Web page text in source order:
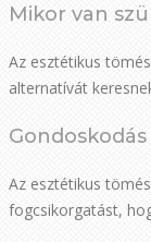
Mikor van
Az esztétikus
alternatívát
Az esztétikus
fogcsikorgatást,